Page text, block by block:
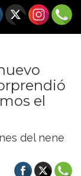
el
del nene